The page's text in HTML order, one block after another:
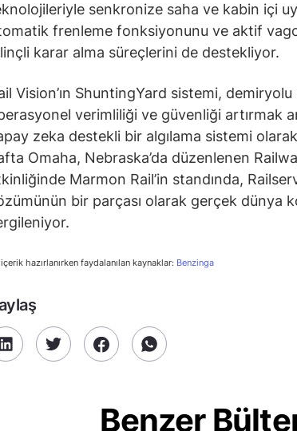
senkronize saha ve kabin içi
frenleme fonksiyonunu ve aktif
karar alma süreçlerini de destekliyor.
Vision’ın ShuntingYard sistemi, demiryolu
verimliliği ve güvenliği artırmak
zeka destekli bir algılama sistemi
Omaha, Nebraska’da düzenlenen
Marmon Rail’in standında,
bir parçası olarak gerçek dünya
içerik hazırlanırken faydalanılan kaynaklar: Benzinga
Benzer